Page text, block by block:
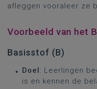
afleggen vooraleer ze
Voorbeeld van het
Basisstof (B)
Doel: Leerlingen
is en kennen de